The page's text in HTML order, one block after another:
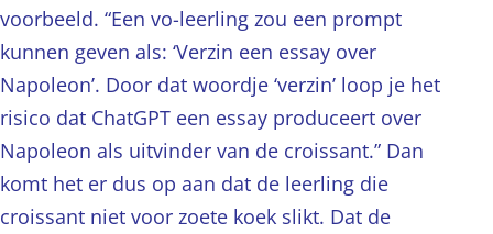
voorbeeld. “Een vo-leerling zou een prompt
kunnen geven als: ‘Verzin een essay over
Napoleon’. Door dat woordje ‘verzin’ loop je het
risico dat ChatGPT een essay produceert over
Napoleon als uitvinder van de croissant.” Dan
komt het er dus op aan dat de leerling die
croissant niet voor zoete koek slikt. Dat de